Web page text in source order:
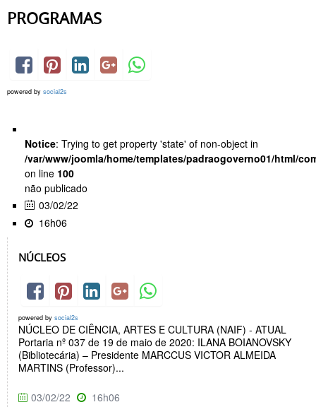
PROGRAMAS
powered by social2s
Notice: Trying to get property 'state' of non-object in
/var/www/joomla/home/templates/padraogoverno01/html/
on line 100
não publicado
03/02/22
16h06
NÚCLEOS
powered by social2s
NÚCLEO DE CIÊNCIA, ARTES E CULTURA (NAIF) - ATUAL
Portaria nº 037 de 19 de maio de 2020: ILANA BOIANOVSKY
(Bibliotecária) – Presidente MARCCUS VICTOR ALMEIDA
MARTINS (Professor)...
03/02/22 16h06